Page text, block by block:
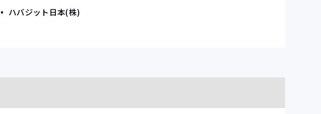
ハバジット日本(株)